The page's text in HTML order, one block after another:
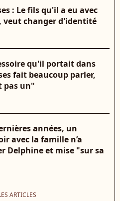
: Le fils qu'il a eu avec
veut changer d'identité
qu'il portait dans
fait beaucoup parler,
pas un"
années, un
avec la famille n’a
Delphine et mise "sur sa
ARTICLES